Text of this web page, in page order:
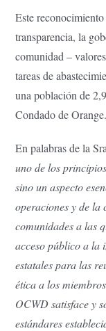
Este
transparencia, la
comunidad –
tareas de
una población de
Condado de Orange.
En palabras de la
uno de los
sino un aspecto
operaciones y de la
comunidades a las
acceso público a la
estatales para las
ética a los
OCWD satisface y
estándares